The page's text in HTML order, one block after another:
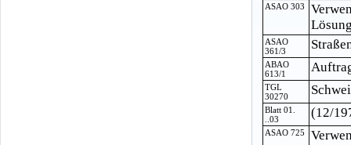
ASAO 303
ASAO
361/3
ABAO
613/1
TGL
30270
Blatt 01.
..03
(12/
ASAO 725